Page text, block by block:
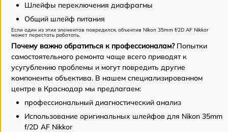
Шлейфы переключения диафрагмы
Общий шлейф питания
Если один из этих элементов повредился, объектив Nikon 35mm f/2D AF Nikkor
может перестать работать.
Почему важно обратиться к профессионалам?Попытки
самостоятельного ремонта чаще всего приводят к
усугублению проблемы и могут повредить другие
компоненты объектива. В нашем специализированном
центре в Краснодар мы предлагаем:
профессиональный диагностический анализ
Использование оригинальных шлейфов для Nikon 35mm
f/2D AF Nikkor